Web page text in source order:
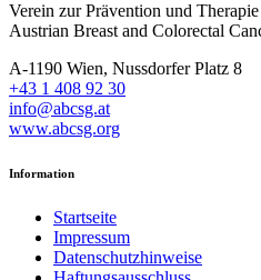
Verein zur Prävention und
Austrian Breast and Colorectal
A-1190 Wien, Nussdorfer Platz 8
+43 1 408 92 30
info@abcsg.at
www.abcsg.org
Information
Startseite
Impressum
Datenschutzhinweise